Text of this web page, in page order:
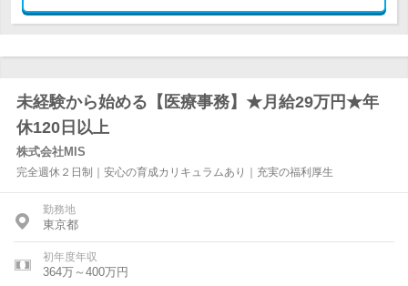
未経験から始める【医療事務】★月給29万円★年
休120日以上
株式会社MIS
完全週休２日制｜安心の育成カリキュラムあり｜充実の福利厚生
勤務地
東京都
初年度年収
364万～400万円